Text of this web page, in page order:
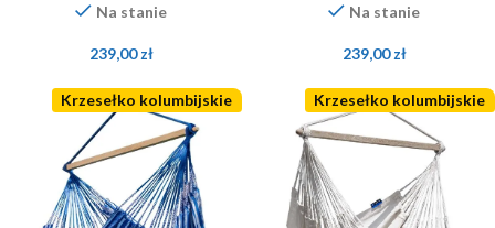
Na stanie
239,00zł
Na stanie
239,00zł
Krzesełko kolumbijskie Krzesełko kolumbijskie